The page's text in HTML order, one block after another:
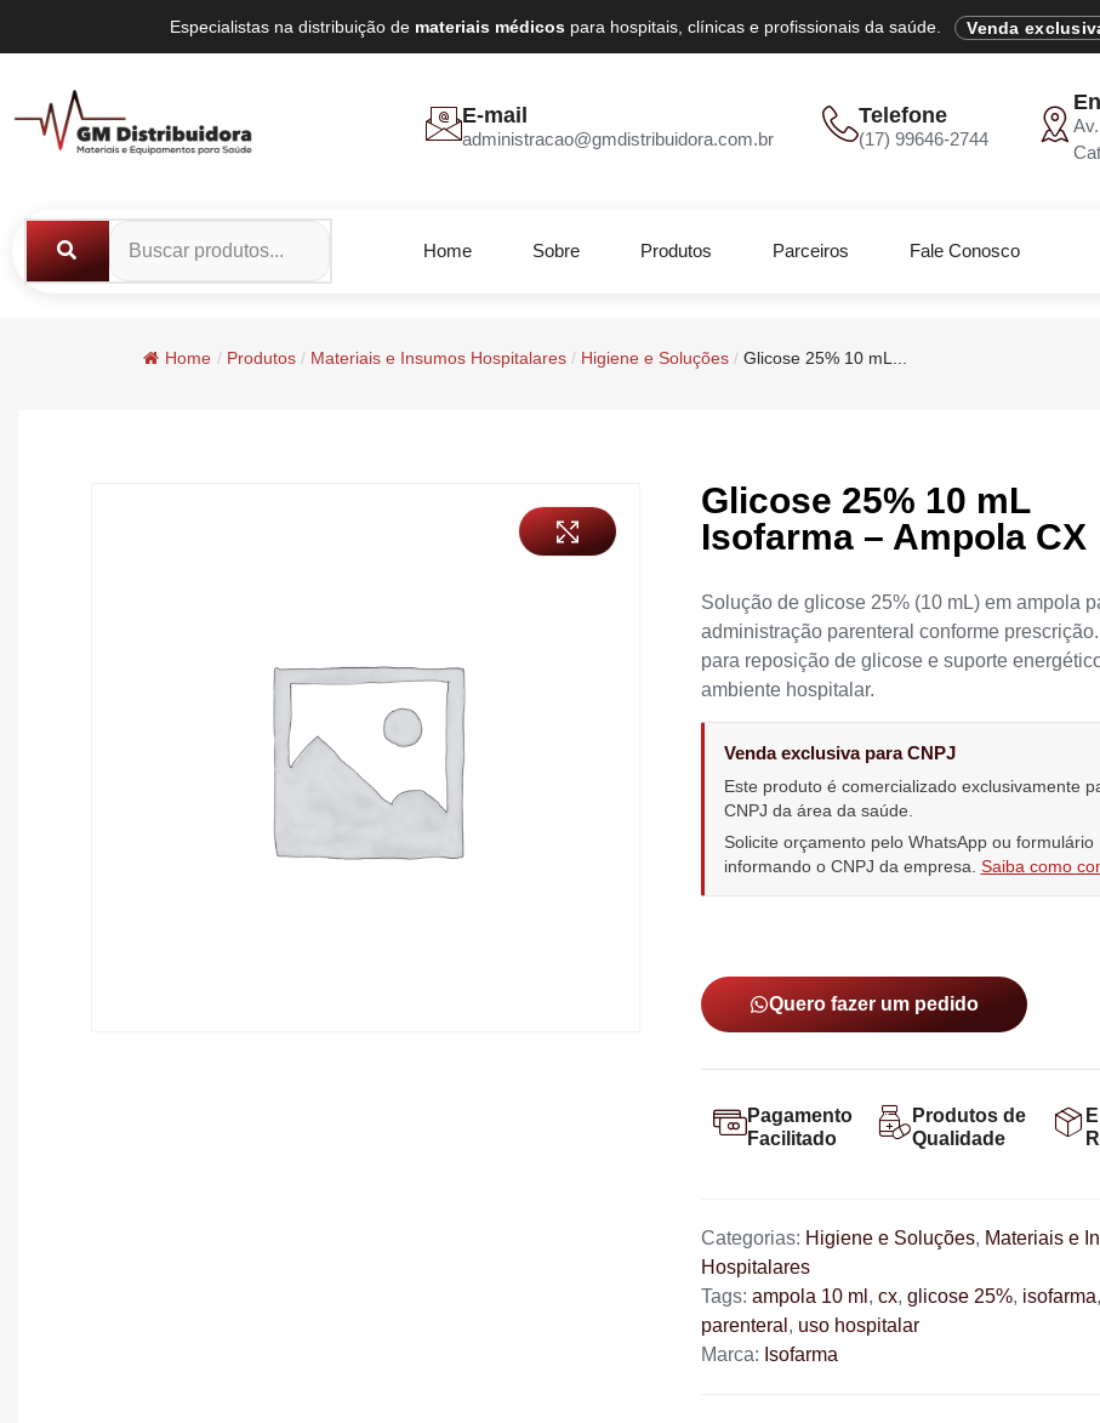
Especialistas na distribuição de materiais médicospara hospitais, clínicas e profissionais da saúde. Venda
E-mail
administracao@gmdistribuidora.com.br
Telefone
(17) 99646-2744
Home Sobre Produtos Parceiros Fale Conosco
Home / Produtos / Materiais e Insumos Hospitalares / Higiene e Soluções / Glicose 25% 10 mL...
Glicose 25% 10 mL
Isofarma – Ampola CX
Solução de glicose 25% (10 mL) em ampola
administração parenteral conforme
para reposição de glicose e suporte
ambiente hospitalar.
Venda exclusiva para CNPJ
Este produto é comercializado exclusivamente
CNPJ da área da saúde.
Solicite orçamento pelo WhatsApp ou formulário
informando o CNPJ da empresa. Saiba como
Quero fazer um pedido
Pagamento
Facilitado
Produtos de
Qualidade
Categorias: Higiene e Soluções, Materiais e
Hospitalares
Tags: ampola 10 ml , cx, glicose 25%, isofarma,
parenteral , uso hospitalar
Marca: Isofarma